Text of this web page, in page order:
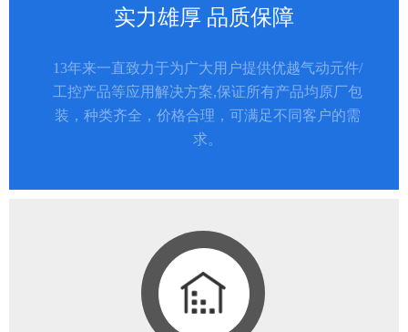
实力雄厚 品质保障
13年来一直致力于为广大用户提供优越气动元件/
工控产品等应用解决方案,保证所有产品均原厂包
装，种类齐全，价格合理，可满足不同客户的需
求。